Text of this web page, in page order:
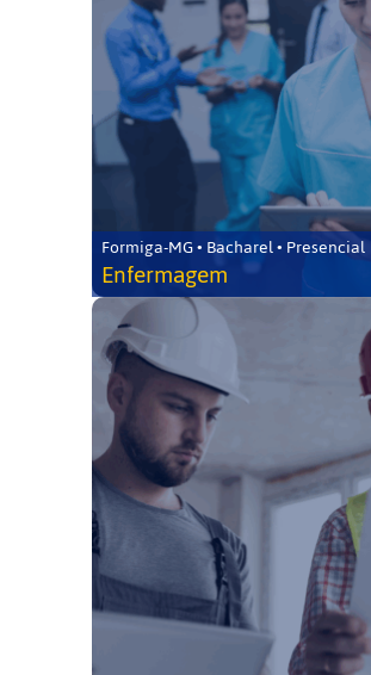
Formiga-MG • Bacharel • Presencial
Enfermagem